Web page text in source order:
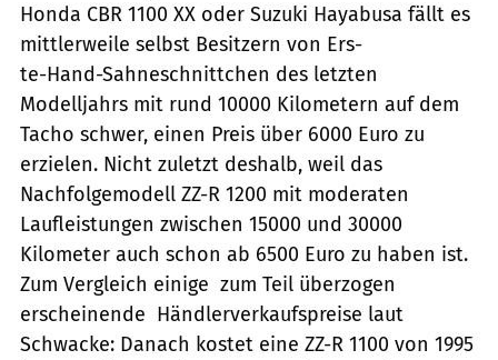
Honda CBR 1100 XX oder Suzuki Hayabusa fällt es
mittlerweile selbst Besitzern von Ers-
te-Hand-Sahneschnittchen des letzten
Modelljahrs mit rund 10000 Kilometern auf dem
Tacho schwer, einen Preis über 6000 Euro zu
erzielen. Nicht zuletzt deshalb, weil das
Nachfolgemodell ZZ-R 1200 mit moderaten
Laufleistungen zwischen 15000 und 30000
Kilometer auch schon ab 6500 Euro zu haben ist.
Zum Vergleich einige  zum Teil überzogen
erscheinende  Händlerverkaufspreise laut
Schwacke: Danach kostet eine ZZ-R 1100 von 1995